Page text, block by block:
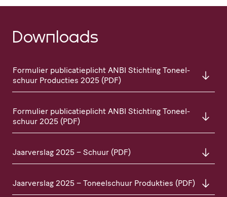
Downloads
Formulier publi­ca­tie­plicht ANBI Stichting Toneel­
schuur Producties 2025 (PDF)
Formulier publi­ca­tie­plicht ANBI Stichting Toneel­
schuur 2025 (PDF)
Jaarverslag 2025 – Schuur (PDF)
Jaarverslag 2025 – Toneel­schuur Produkties (PDF)